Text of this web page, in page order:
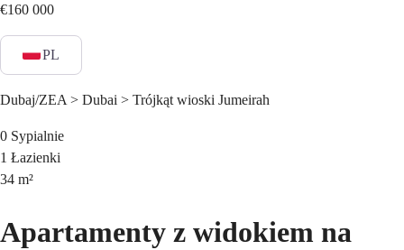
€160 000
PL
Dubaj/ZEA > Dubai > Trójkąt wioski Jumeirah
0 Sypialnie
1 Łazienki
34 m²
Apartamenty z widokiem na